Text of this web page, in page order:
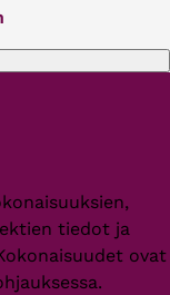
tiedot ja
ovat